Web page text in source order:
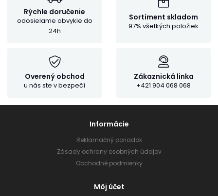
Rýchle doručenie
odosielame obvykle do
24h
Sortiment skladom
97% všetkých položiek
Overený obchod
u nás ste v bezpečí
Zákaznická linka
+421 904 068 068
Informácie
Reklamačný poriadok
Zásady ochrany osobných údajov
Obchodné podmienky
Môj účet